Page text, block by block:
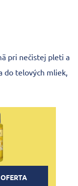
pri nečistej pleti a
do telových mliek,